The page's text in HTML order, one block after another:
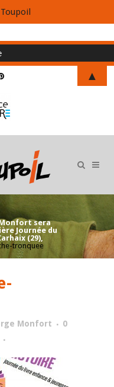
sera
Journée du
(29),
tronquee
Monfort
0
▲